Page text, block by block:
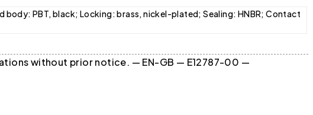
body: PBT, black; Locking: brass, nickel-plated; Sealing: HNBR; Contact
without prior notice. — EN-GB — E12787-00 —